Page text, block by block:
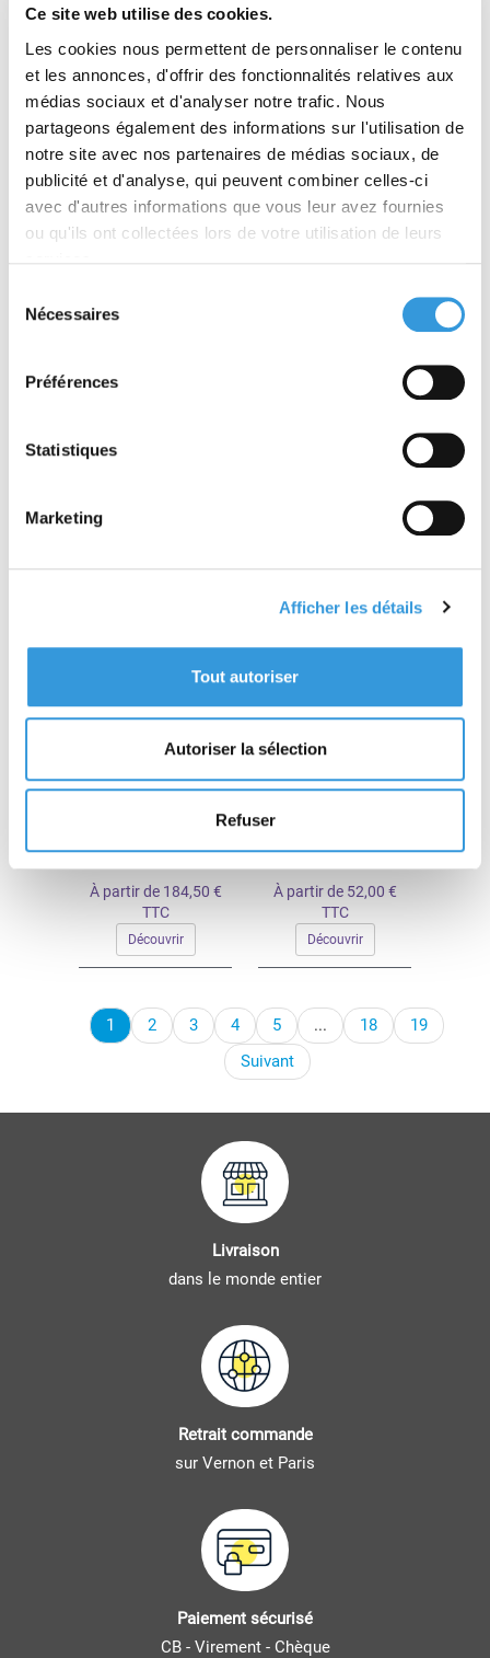
Ce site web utilise des cookies.
Les cookies nous permettent de personnaliser le contenu
et les annonces, d'offrir des fonctionnalités relatives aux
médias sociaux et d'analyser notre trafic. Nous
partageons également des informations sur l'utilisation de
notre site avec nos partenaires de médias sociaux, de
publicité et d'analyse, qui peuvent combiner celles-ci
avec d'autres informations que vous leur avez fournies
ou qu'ils ont collectées lors de votre utilisation de leurs
Nécessaires
Préférences
Statistiques
Marketing
Afficher les détails
Tout autoriser
Autoriser la sélection
Refuser
Face au Risque n° 613
- Mai-Juin 2026
À partir de 50,40 €
TTC
Découvrir
incendie ERP avec
historique des
versions
À partir de 199,00 €
Découvrir
Règlement de sécurité
Abonnement France
À partir de 184,50 €
TTC
Découvrir
À partir de 52,00 €
TTC
Découvrir
1 2 3 4 5 ... 18
19
Suivant
Livraison
dans le monde entier
Retrait commande
sur Vernon et Paris
Paiement sécurisé
CB - Virement - Chèque